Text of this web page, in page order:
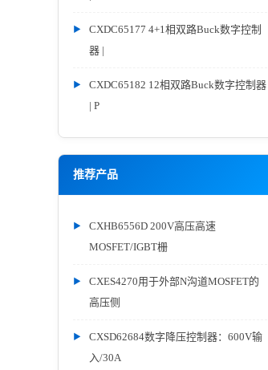
CXDC65177 4+1相双路Buck数字控制
器 |
CXDC65182 12相双路Buck数字控制器
| P
推荐产品
CXHB6556D 200V高压高速
MOSFET/IGBT栅
CXES4270用于外部N沟道MOSFET的
高压侧
CXSD62684数字降压控制器：600V输
入/30A